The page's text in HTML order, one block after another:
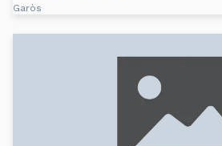
Garòs